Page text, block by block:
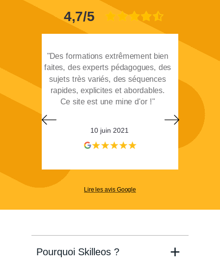
"Des formations extrêmement bien
faites, des experts pédagogues, des
sujets très variés, des séquences
rapides, explicites et abordables.
Ce site est une mine d'or !"
10 juin 2021
"J'aime le principe des formations
choisis, la diversité des contenus
grande qualité des intervenants."
4,7/5
Lire les avis Google
Pourquoi Skilleos ?